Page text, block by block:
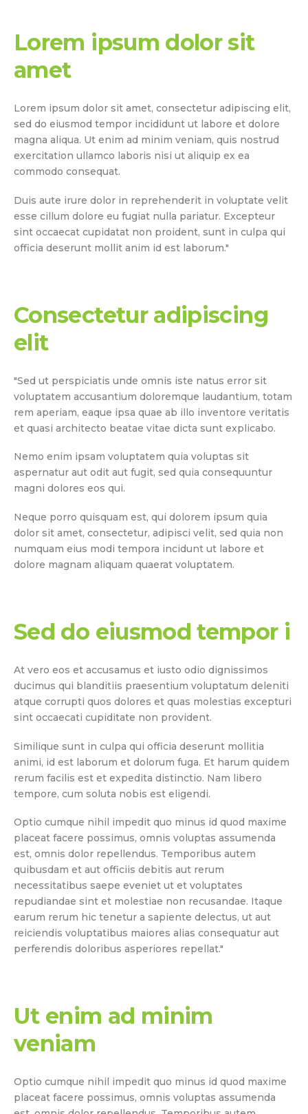
Lorem ipsum dolor sit
amet
Lorem ipsum dolor sit amet, consectetur adipiscing elit,
sed do eiusmod tempor incididunt ut labore et dolore
magna aliqua. Ut enim ad minim veniam, quis nostrud
exercitation ullamco laboris nisi ut aliquip ex ea
commodo consequat.
Duis aute irure dolor in reprehenderit in voluptate velit
esse cillum dolore eu fugiat nulla pariatur. Excepteur
sint occaecat cupidatat non proident, sunt in culpa qui
officia deserunt mollit anim id est laborum."
Consectetur adipiscing
elit
"Sed ut perspiciatis unde omnis iste natus error sit
voluptatem accusantium doloremque laudantium, totam
rem aperiam, eaque ipsa quae ab illo inventore veritatis
et quasi architecto beatae vitae dicta sunt explicabo.
Nemo enim ipsam voluptatem quia voluptas sit
aspernatur aut odit aut fugit, sed quia consequuntur
magni dolores eos qui.
Neque porro quisquam est, qui dolorem ipsum quia
dolor sit amet, consectetur, adipisci velit, sed quia non
numquam eius modi tempora incidunt ut labore et
dolore magnam aliquam quaerat voluptatem.
Sed do eiusmod tempor i
At vero eos et accusamus et iusto odio dignissimos
ducimus qui blanditiis praesentium voluptatum deleniti
atque corrupti quos dolores et quas molestias excepturi
sint occaecati cupiditate non provident.
Similique sunt in culpa qui officia deserunt mollitia
animi, id est laborum et dolorum fuga. Et harum quidem
rerum facilis est et expedita distinctio. Nam libero
tempore, cum soluta nobis est eligendi.
Optio cumque nihil impedit quo minus id quod maxime
placeat facere possimus, omnis voluptas assumenda
est, omnis dolor repellendus. Temporibus autem
quibusdam et aut officiis debitis aut rerum
necessitatibus saepe eveniet ut et voluptates
repudiandae sint et molestiae non recusandae. Itaque
earum rerum hic tenetur a sapiente delectus, ut aut
reiciendis voluptatibus maiores alias consequatur aut
perferendis doloribus asperiores repellat."
Ut enim ad minim
veniam
Optio cumque nihil impedit quo minus id quod maxime
placeat facere possimus, omnis voluptas assumenda